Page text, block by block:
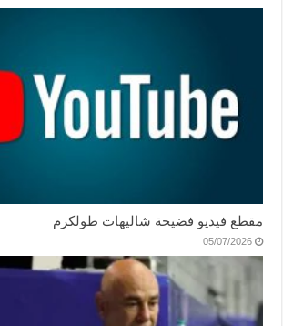
مقطع فيديو فضيحة شاليهات طولكرم
05/07/2026